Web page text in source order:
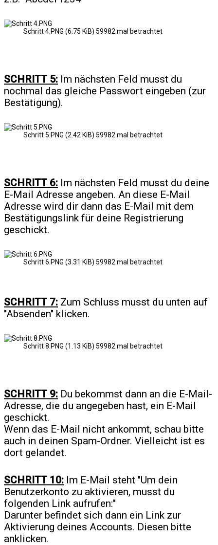
Schritt 4.PNG (6.75 KiB) 59982 mal betrachtet
SCHRITT 5: Im nächsten Feld musst du
nochmal das gleiche Passwort eingeben (zur
Bestätigung).
Schritt 5.PNG (2.42 KiB) 59982 mal betrachtet
SCHRITT 6: Im nächsten Feld musst du deine
E-Mail Adresse angeben. An diese E-Mail
Adresse wird dir dann das E-Mail mit dem
Bestätigungslink für deine Registrierung
geschickt.
Schritt 6.PNG (3.31 KiB) 59982 mal betrachtet
SCHRITT 7: Zum Schluss musst du unten auf
"Absenden" klicken.
Schritt 8.PNG (1.13 KiB) 59982 mal betrachtet
SCHRITT 9: Du bekommst dann an die E-Mail-
Adresse, die du angegeben hast, ein E-Mail
geschickt.
Wenn das E-Mail nicht ankommt, schau bitte
auch in deinen Spam-Ordner. Vielleicht ist es
dort gelandet.
SCHRITT 10: Im E-Mail steht "Um dein
Benutzerkonto zu aktivieren, musst du
folgenden Link aufrufen:"
Darunter befindet sich dann ein Link zur
Aktivierung deines Accounts. Diesen bitte
anklicken.